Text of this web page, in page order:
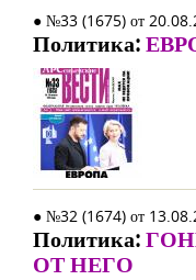
● №33 (1675) от
Политика:
● №32 (1674) от
Политика:
ОТ НЕГО